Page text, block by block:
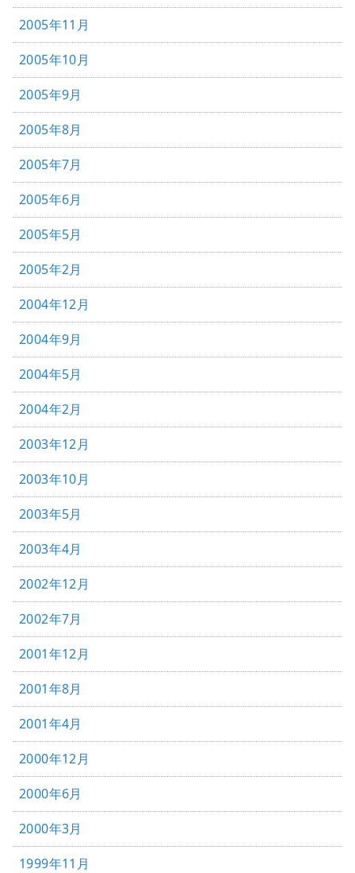
2005年11月
2005年10月
2005年9月
2005年8月
2005年7月
2005年6月
2005年5月
2005年2月
2004年12月
2004年9月
2004年5月
2004年2月
2003年12月
2003年10月
2003年5月
2003年4月
2002年12月
2002年7月
2001年12月
2001年8月
2001年4月
2000年12月
2000年6月
2000年3月
1999年11月